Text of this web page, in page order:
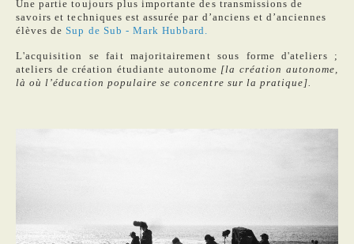
Une partie toujours plus importante des transmissions de
savoirs et techniques est assurée par d’anciens et d’anciennes
élèves deSup de Sub - Mark Hubbard.
L'acquisition se fait majoritairement sous forme d'ateliers ;
ateliers de création étudiante autonome [la création autonome,
là où l’éducation populaire se concentre sur la pratique].